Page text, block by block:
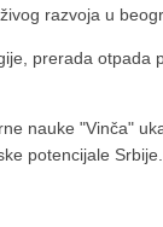
razvoja u
prerada otpada
nauke "Vinča"
potencijale Srbije.